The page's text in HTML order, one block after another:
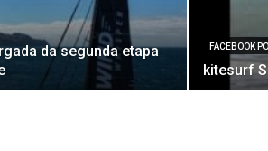
da segunda etapa
FACEBOOK
kitesurf